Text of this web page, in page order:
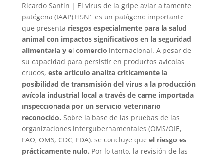
Ricardo Santín | El virus de la gripe aviar altamente
patógena (IAAP) H5N1 es un patógeno importante
que presenta riesgos especialmente para la salud
animal con impactos significativos en la seguridad
alimentaria y el comercio internacional. A pesar de
su capacidad para persistir en productos avícolas
crudos, este artículo analiza críticamente la
posibilidad de transmisión del virus a la producción
avícola industrial local a través de carne importada
inspeccionada por un servicio veterinario
reconocido. Sobre la base de las pruebas de las
organizaciones intergubernamentales (OMS/OIE,
FAO, OMS, CDC, FDA), se concluye que el riesgo es
prácticamente nulo. Por lo tanto, la revisión de las